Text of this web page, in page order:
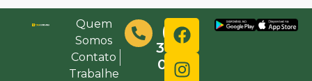
Quem
Somos
Contato
Trabalhe
(48)
3632-
0000